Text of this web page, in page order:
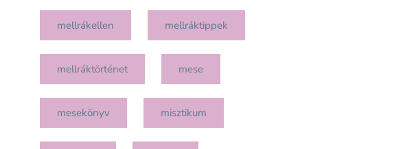
mellrákellen mellráktippek
mellráktörténet mese
mesekönyv misztikum